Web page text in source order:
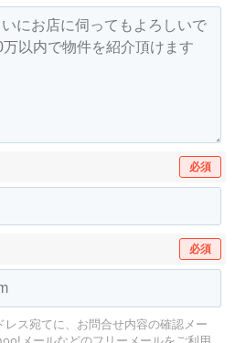
必須
必須
ス宛てに、お問合せ内容の確認メー
メールなどのフリーメールをご利用